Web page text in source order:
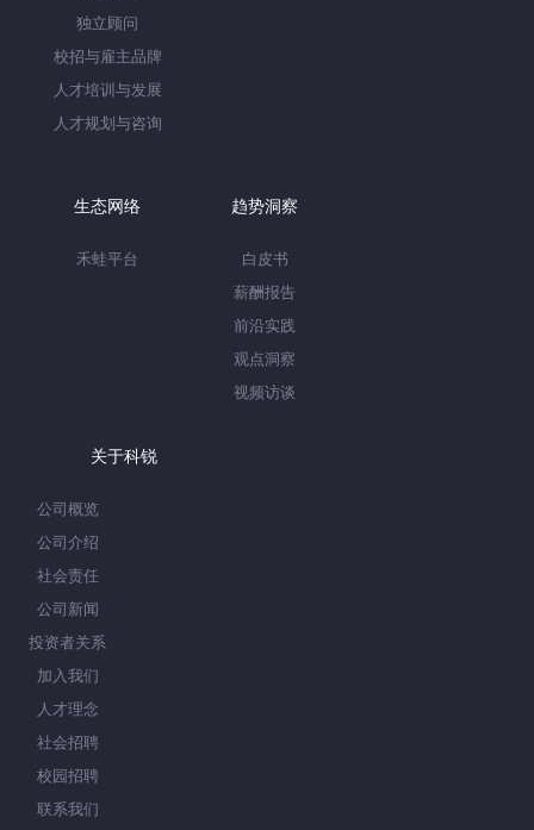
独立顾问
校招与雇主品牌
人才培训与发展
人才规划与咨询
生态网络
禾蛙平台
趋势洞察
白皮书
薪酬报告
前沿实践
观点洞察
视频访谈
关于科锐
公司概览
公司介绍
社会责任
公司新闻
投资者关系
加入我们
人才理念
社会招聘
校园招聘
联系我们